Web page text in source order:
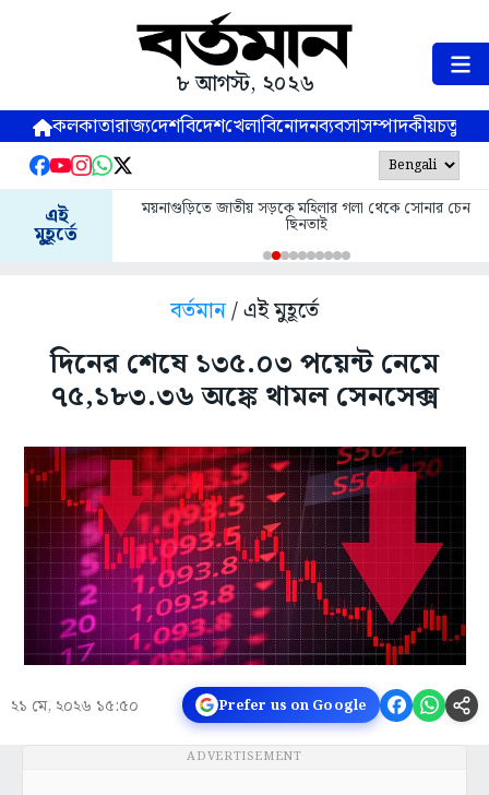
৮ আগস্ট, ২০২৬
কলকাতারাজ্যদেশবিদেশখেলাবিনোদনব্যবসাসম্পাদকীয়
এই
মুহূর্তে
ময়নাগুড়িতে জাতীয় সড়কে মহিলার গলা থেকে সোনার চেন
ছিনতাই
বর্তমান/ এই মুহূর্তে
দিনের শেষে ১৩৫.০৩ পয়েন্ট নেমে
৭৫,১৮৩.৩৬ অঙ্কে থামল সেনসেক্স
২১ মে, ২০২৬ ১৫:৫০ Prefer us on Google
ADVERTISEMENT